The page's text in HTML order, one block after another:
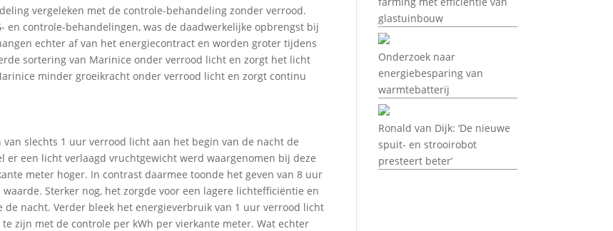
vergeleken met de controle-behandeling zonder verrood.
en controle-behandelingen, was de daadwerkelijke opbrengst bij
echter af van het energiecontract en worden groter tijdens
sortering van Marinice onder verrood licht en zorgt het licht
minder groeikracht onder verrood licht en zorgt continu
slechts 1 uur verrood licht aan het begin van de nacht de
een licht verlaagd vruchtgewicht werd waargenomen bij deze
meter hoger. In contrast daarmee toonde het geven van 8 uur
Sterker nog, het zorgde voor een lagere lichtefficiëntie en
nacht. Verder bleek het energieverbruik van 1 uur verrood licht
zijn met de controle per kWh per vierkante meter. Wat echter
glastuinbouw
Onderzoek naar
energiebesparing van
warmtebatterij
Ronald van Dijk: ‘De nieuwe
spuit- en strooirobot
presteert beter’